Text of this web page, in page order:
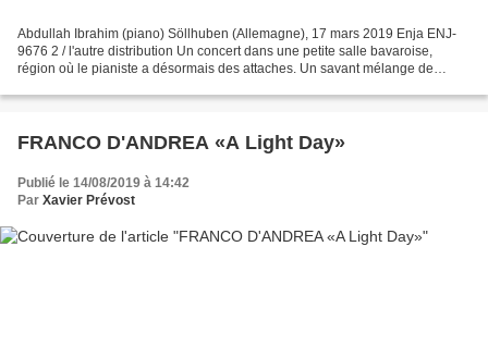
Abdullah Ibrahim (piano) Söllhuben (Allemagne), 17 mars 2019 Enja ENJ-
9676 2 / l'autre distribution Un concert dans une petite salle bavaroise,
région où le pianiste a désormais des attaches. Un savant mélange de
FRANCO D'ANDREA «A Light Day»
Publié le 14/08/2019 à 14:42
Par Xavier Prévost